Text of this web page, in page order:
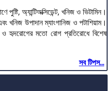
অ্যান্টিঅক্সিডেন্ট, খনিজ ও ভিটামিন।
খনিজ উপাদান ম্যাংগানিজ ও পটাশিয়াম।
হৃদরোগের মতো রোগ প্রতিরোধে বিশেষ
সব টিপস...